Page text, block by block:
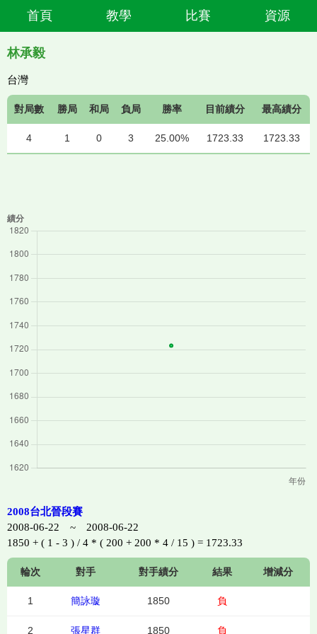
首頁 教學 比賽 資源
林承毅
台灣
對局數 勝局 和局 負局 勝率 目前績分 最高績分
4 1 0 3 25.00% 1723.33 1723.33
2008台北晉段賽
2008-06-22 ~ 2008-06-22
1850 + ( 1 - 3 ) / 4 * ( 200 + 200 * 4 / 15 ) = 1723.33
輪次 對手 對手績分 結果 增減分
1 簡詠璇 1850 負
2 張星群 1850 負